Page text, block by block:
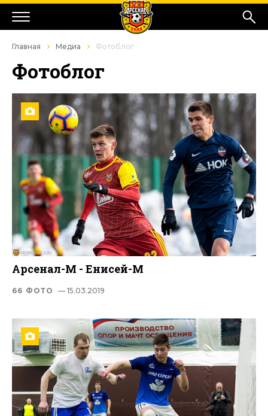
Главная Медиа Фотоблог
Фотоблог
Арсенал-М - Енисей-М
66 ФОТО — 15.03.2019